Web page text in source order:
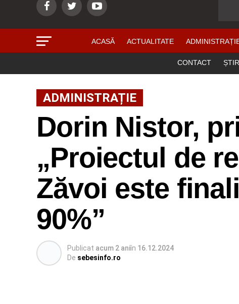
ACASĂ ACTUALITATE
CONTACT
ADMINISTRAȚIE
Dorin Nistor,
„Proiectul de
Zăvoi este
90%”
Publicat acum 2 aniîn 16.12.2024
De sebesinfo.ro